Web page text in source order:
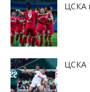
ЦСКА
ЦСКА